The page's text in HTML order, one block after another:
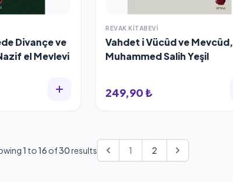
Divançe ve
el Mevlevi
REVAK KITABEVI
Vahdet i Vücûd ve Mevcûd,
Muhammed Salih Yeşil
249,90 ₺
1 to16 of30results 1 2